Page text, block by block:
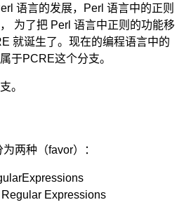
语言的发展，Perl 语言中的正则
为了把 Perl 语言中正则的功能移
就诞生了。现在的编程语言中的
于PCRE这个分支。
。
两种（favor）：
Expressions